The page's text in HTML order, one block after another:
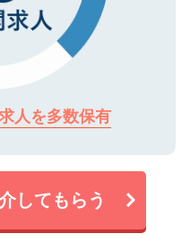
人を多数保有
してもらう